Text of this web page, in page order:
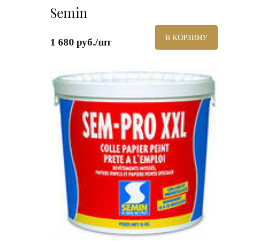
Semin
1 680 руб./шт В КОРЗИНУ